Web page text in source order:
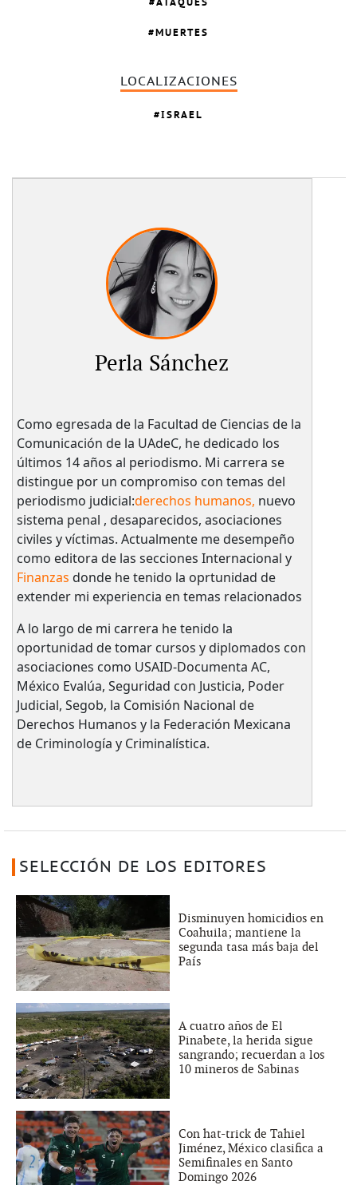
MUERTES
LOCALIZACIONES
ISRAEL
Perla Sánchez
Como egresada de la Facultad de Ciencias de la
Comunicación de la UAdeC, he dedicado los
últimos 14 años al periodismo. Mi carrera se
distingue por un compromiso con temas del
periodismo judicial:derechos humanos, nuevo
sistema penal , desaparecidos, asociaciones
civiles y víctimas. Actualmente me desempeño
como editora de las secciones Internacional y
Finanzas donde he tenido la oprtunidad de
extender mi experiencia en temas relacionados
A lo largo de mi carrera he tenido la
oportunidad de tomar cursos y diplomados con
asociaciones como USAID-Documenta AC,
México Evalúa, Seguridad con Justicia, Poder
Judicial, Segob, la Comisión Nacional de
Derechos Humanos y la Federación Mexicana
de Criminología y Criminalística.
SELECCIÓN DE LOS EDITORES
Disminuyen homicidios en
Coahuila; mantiene la
segunda tasa más baja del
País
A cuatro años de El
Pinabete, la herida sigue
sangrando; recuerdan a los
10 mineros de Sabinas
Con hat-trick de Tahiel
Jiménez, México clasifica a
Semifinales en Santo
Domingo 2026